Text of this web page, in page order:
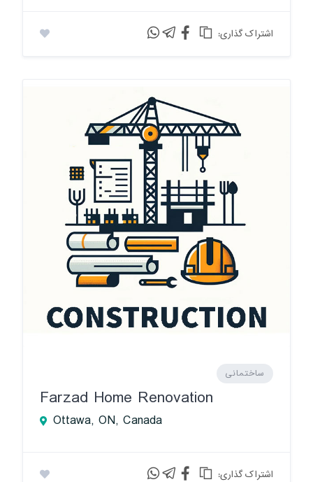
:اشتراک گذاری
ساختمانی
Farzad Home Renovation
Ottawa, ON, Canada
:اشتراک گذاری